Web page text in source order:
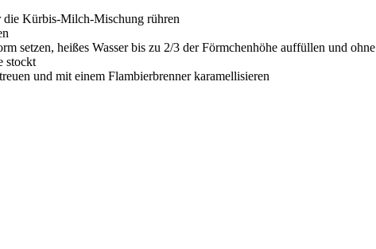
die Kürbis-Milch-Mischung rühren
setzen, heißes Wasser bis zu 2/3 der Förmchenhöhe auffüllen und ohne
stockt
und mit einem Flambierbrenner karamellisieren